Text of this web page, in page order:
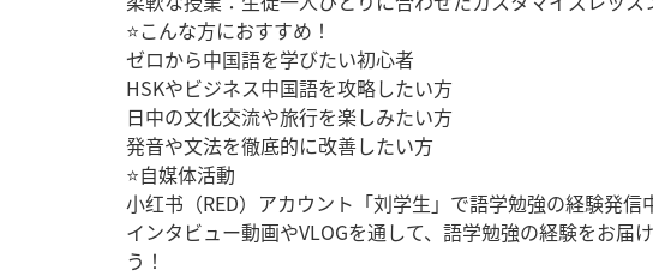
⭐こんな方におすすめ！
ゼロから中国語を学びたい初心者
HSKやビジネス中国語を攻略したい方
日中の文化交流や旅行を楽しみたい方
発音や文法を徹底的に改善したい方
⭐自媒体活動
小红书（RED）アカウント「刘学生」で語学勉強の経験発信
インタビュー動画やVLOGを通して、語学勉強の経験をお届
う！